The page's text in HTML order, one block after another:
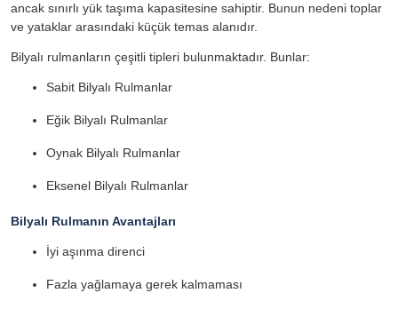
ancak sınırlı yük taşıma kapasitesine sahiptir. Bunun nedeni toplar
ve yataklar arasındaki küçük temas alanıdır.
Bilyalı rulmanların çeşitli tipleri bulunmaktadır. Bunlar:
Sabit Bilyalı Rulmanlar
Eğik Bilyalı Rulmanlar
Oynak Bilyalı Rulmanlar
Eksenel Bilyalı Rulmanlar
Bilyalı Rulmanın Avantajları
İyi aşınma direnci
Fazla yağlamaya gerek kalmaması